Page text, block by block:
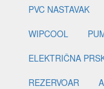
PVC NASTAVAK
WIPCOOL
ELEKTRIČNA
REZERVOAR